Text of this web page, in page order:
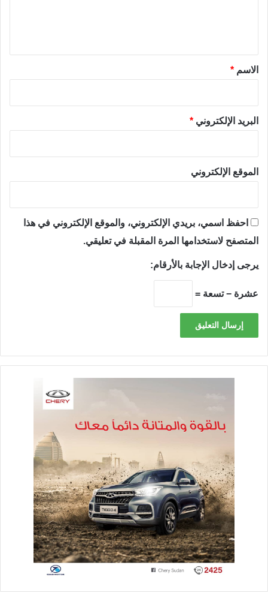
*الاسم *
البريد الإلكتروني *
الموقع الإلكتروني
احفظ اسمي، بريدي الإلكتروني، والموقع الإلكتروني في هذا
المتصفح لاستخدامها المرة المقبلة في تعليقي.
يرجى إدخال الإجابة بالأرقام:
عشرة − تسعة =